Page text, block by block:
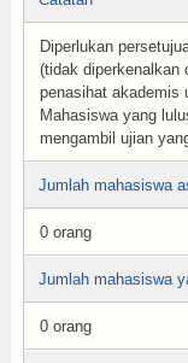
Diperlukan
(tidak diperkenalkan
penasihat akademis
Mahasiswa yang
mengambil ujian
Jumlah mahasiswa
0 orang
Jumlah mahasiswa
0 orang